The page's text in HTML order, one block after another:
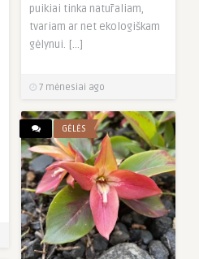
puikiai tinka natūraliam,
tvariam ar net ekologiškam
gėlynui. […]
7 mėnesiai ago
GĖLĖS